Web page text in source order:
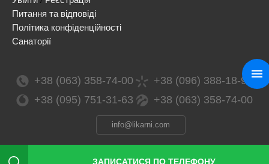
Питання та відповіді
Політика конфіденційності
Санаторії
+38 (063) 358-74-00
+38 (096) 388-18-99
+38 (095) 751-31-63
+38 (063) 358-74-00
info@likarni.com
ЗАПИСАТИСЯ ПО ТЕЛЕФОНУ